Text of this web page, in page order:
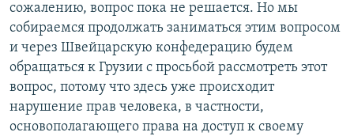
сожалению, вопрос пока не решается. Но мы
собираемся продолжать заниматься этим вопросом
и через Швейцарскую конфедерацию будем
обращаться к Грузии с просьбой рассмотреть этот
вопрос, потому что здесь уже происходит
нарушение прав человека, в частности,
основополагающего права на доступ к своему